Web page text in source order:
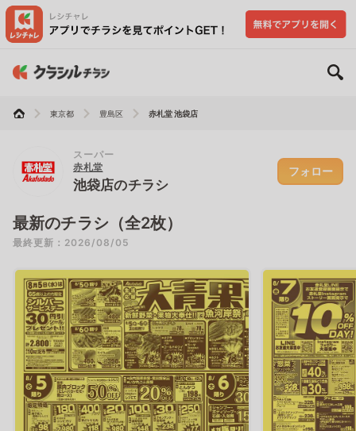
東京都 豊島区 赤札堂 池袋店
スーパー
赤札堂
池袋店のチラシ
フォロー
最新のチラシ（全2枚）
最終更新：2026/08/05